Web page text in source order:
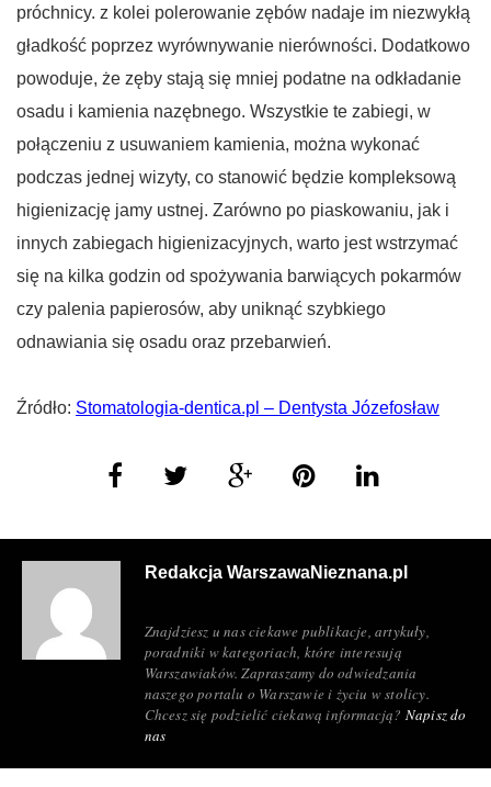
próchnicy. z kolei polerowanie zębów nadaje im niezwykłą
gładkość poprzez wyrównywanie nierówności. Dodatkowo
powoduje, że zęby stają się mniej podatne na odkładanie
osadu i kamienia nazębnego. Wszystkie te zabiegi, w
połączeniu z usuwaniem kamienia, można wykonać
podczas jednej wizyty, co stanowić będzie kompleksową
higienizację jamy ustnej. Zarówno po piaskowaniu, jak i
innych zabiegach higienizacyjnych, warto jest wstrzymać
się na kilka godzin od spożywania barwiących pokarmów
czy palenia papierosów, aby uniknąć szybkiego
odnawiania się osadu oraz przebarwień.
Źródło: Stomatologia-dentica.pl – Dentysta Józefosław
Redakcja WarszawaNieznana.pl
Znajdziesz u nas ciekawe publikacje, artykuły,
poradniki w kategoriach, które interesują
Warszawiaków. Zapraszamy do odwiedzania
naszego portalu o Warszawie i życiu w stolicy.
Chcesz się podzielić ciekawą informacją? Napisz do
nas